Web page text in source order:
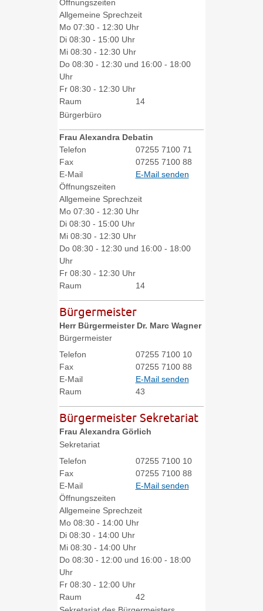
Öffnungszeiten
Allgemeine Sprechzeit
Mo 07:30 - 12:30 Uhr
Di 08:30 - 15:00 Uhr
Mi 08:30 - 12:30 Uhr
Do 08:30 - 12:30 und 16:00 - 18:00
Uhr
Fr 08:30 - 12:30 Uhr
Raum
14
Bürgerbüro
Frau Alexandra Debatin
Telefon
07255 7100 71
Fax
07255 7100 88
E-Mail
E-Mail senden
Öffnungszeiten
Allgemeine Sprechzeit
Mo 07:30 - 12:30 Uhr
Di 08:30 - 15:00 Uhr
Mi 08:30 - 12:30 Uhr
Do 08:30 - 12:30 und 16:00 - 18:00
Uhr
Fr 08:30 - 12:30 Uhr
Raum
14
Bürgermeister
Herr Bürgermeister Dr. Marc Wagner
Bürgermeister
Telefon
07255 7100 10
Fax
07255 7100 88
E-Mail
E-Mail senden
Raum
43
Bürgermeister Sekretariat
Frau Alexandra Görlich
Sekretariat
Telefon
07255 7100 10
Fax
07255 7100 88
E-Mail
E-Mail senden
Öffnungszeiten
Allgemeine Sprechzeit
Mo 08:30 - 14:00 Uhr
Di 08:30 - 14:00 Uhr
Mi 08:30 - 14:00 Uhr
Do 08:30 - 12:00 und 16:00 - 18:00
Uhr
Fr 08:30 - 12:00 Uhr
Raum
42